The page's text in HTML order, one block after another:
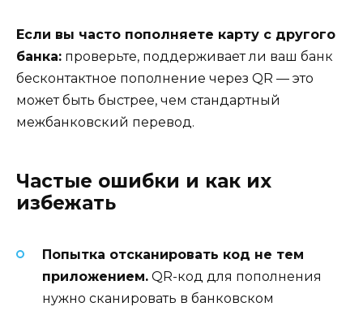
Если вы часто пополняете карту с другого
банка: проверьте, поддерживает ли ваш банк
бесконтактное пополнение через QR — это
может быть быстрее, чем стандартный
межбанковский перевод.
Частые ошибки и как их
избежать
Попытка отсканировать код не тем
приложением. QR-код для пополнения
нужно сканировать в банковском